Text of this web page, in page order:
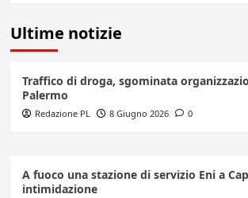
Ultime notizie
Traffico di droga, sgominata
Palermo
Redazione PL 8 Giugno 2026 0
A fuoco una stazione di servizio Eni a
intimidazione